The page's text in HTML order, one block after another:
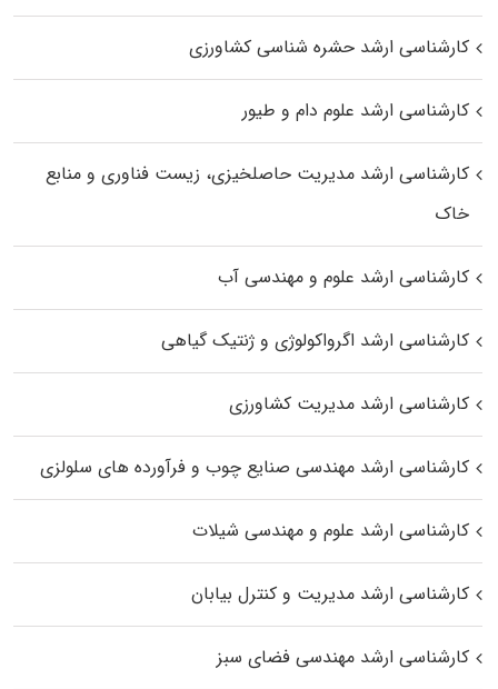
کارشناسی ارشد حشره‌ شناسی کشاورزی
کارشناسی ارشد علوم دام و طیور
کارشناسی ارشد مدیریت حاصلخیزی، زیست فناوری و منابع
خاک
کارشناسی ارشد علوم و مهندسی آب
کارشناسی ارشد اگرواکولوژی و ژنتیک گیاهی
کارشناسی ارشد مدیریت کشاورزی
کارشناسی ارشد مهندسی صنایع چوب و فرآورده‌ های سلولزی
کارشناسی ارشد علوم و مهندسی شیلات
کارشناسی ارشد مدیریت و کنترل بیابان
کارشناسی ارشد مهندسی فضای سبز